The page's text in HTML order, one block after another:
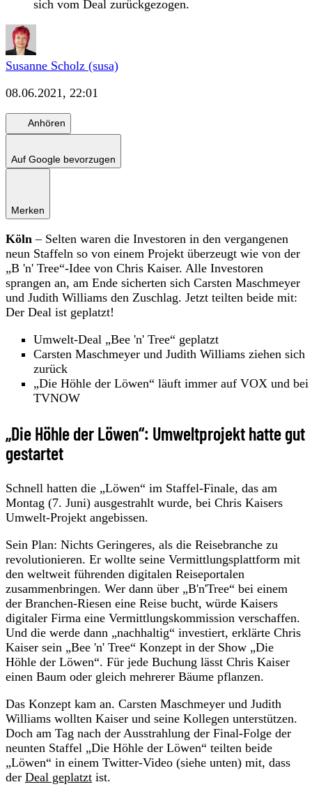
sich vom Deal zurückgezogen.
Susanne Scholz (susa)
08.06.2021, 22:01
Anhören
Auf Google bevorzugen
Merken
Köln – Selten waren die Investoren in den vergangenen
neun Staffeln so von einem Projekt überzeugt wie von der
„B 'n' Tree“-Idee von Chris Kaiser. Alle Investoren
sprangen an, am Ende sicherten sich Carsten Maschmeyer
und Judith Williams den Zuschlag. Jetzt teilten beide mit:
Der Deal ist geplatzt!
Umwelt-Deal „Bee 'n' Tree“ geplatzt
Carsten Maschmeyer und Judith Williams ziehen sich
zurück
„Die Höhle der Löwen“ läuft immer auf VOX und bei
TVNOW
„Die Höhle der Löwen“: Umweltprojekt hatte gut
gestartet
Schnell hatten die „Löwen“ im Staffel-Finale, das am
Montag (7. Juni) ausgestrahlt wurde, bei Chris Kaisers
Umwelt-Projekt angebissen.
Sein Plan: Nichts Geringeres, als die Reisebranche zu
revolutionieren. Er wollte seine Vermittlungsplattform mit
den weltweit führenden digitalen Reiseportalen
zusammenbringen. Wer dann über „B'n'Tree“ bei einem
der Branchen-Riesen eine Reise bucht, würde Kaisers
digitaler Firma eine Vermittlungskommission verschaffen.
Und die werde dann „nachhaltig“ investiert, erklärte Chris
Kaiser sein „Bee 'n' Tree“ Konzept in der Show „Die
Höhle der Löwen“. Für jede Buchung lässt Chris Kaiser
einen Baum oder gleich mehrerer Bäume pflanzen.
Das Konzept kam an. Carsten Maschmeyer und Judith
Williams wollten Kaiser und seine Kollegen unterstützen.
Doch am Tag nach der Ausstrahlung der Final-Folge der
neunten Staffel „Die Höhle der Löwen“ teilten beide
„Löwen“ in einem Twitter-Video (siehe unten) mit, dass
der Deal geplatzt ist.